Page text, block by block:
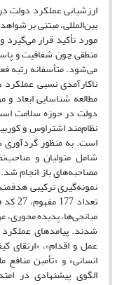
ارزشیابی عملکرد دولت
بین‌المللی، مبتنی بر
مورد تأکید قرار می‌گیرد
منطقی چون شفافیت و
می‌شود. متأسفانه رتبه
ناکارآمدی نسبی
مطالعه شناسایی ابعاد
دولت در حوزه سلامت
نظام‌مند اشتراوس و
شامل متولیان و
مصاحبه‌های باز انجام
نمونه‌گیری ترکیبی
میانجی‌ها، پدیده محوری،
شدند. پیامدهای
عمل و اقدام»، «ارتقای
انسانی» و «تأمین
الگوی پیشنهادی در